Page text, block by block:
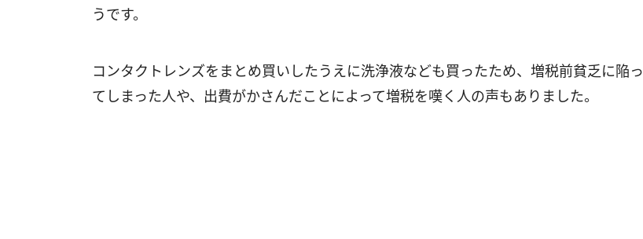
うです。
コンタクトレンズをまとめ買いしたうえに洗浄液なども買ったため、増税前貧乏に陥っ
てしまった人や、出費がかさんだことによって増税を嘆く人の声もありました。